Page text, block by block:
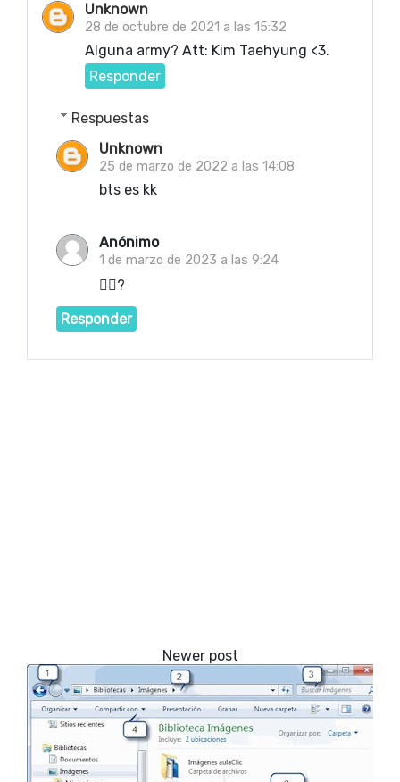
Unknown
28 de octubre de 2021 a las 15:32
Alguna army? Att: Kim Taehyung <3.
Responder
Respuestas
Unknown
25 de marzo de 2022 a las 14:08
bts es kk
Anónimo
1 de marzo de 2023 a las 9:24
🏳️‍🌈?
Responder